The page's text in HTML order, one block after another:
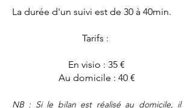
La durée d'un suivi est de 30 à 40min.
Tarifs :
En visio : 35 €
Au domicile : 40 €
NB : Si le bilan est réalisé au domicile, il